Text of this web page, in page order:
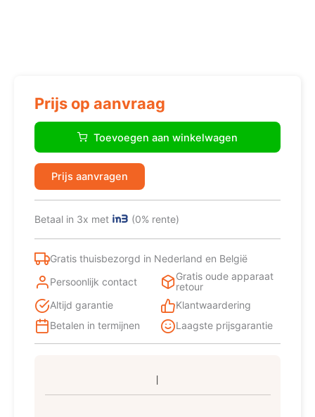
Prijs op aanvraag
WD1692D
warmhoudladen
kasten
810
W
Grafiet
Toevoegen aan winkelwagen
Prijs aanvragen
Betaal in 3x met (0% rente)
Gratis thuisbezorgd in Nederland en België
Persoonlijk contact
Gratis oude apparaat
retour
Altijd garantie
Klantwaardering
Betalen in termijnen
Laagste prijsgarantie